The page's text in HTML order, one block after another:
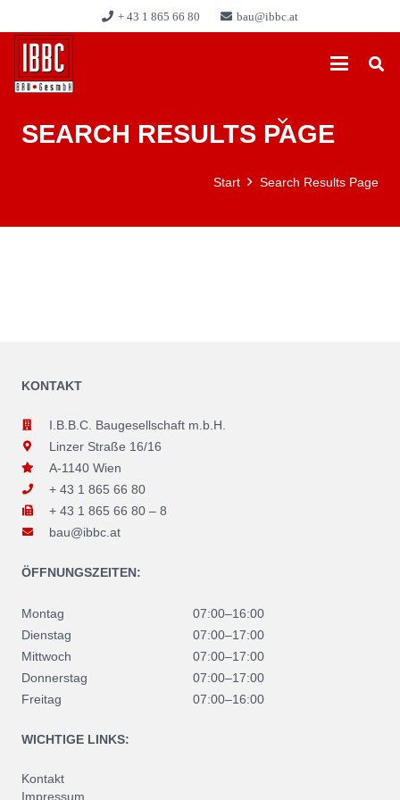
+ 43 1 865 66 80 bau@ibbc.at
SEARCH RESULTS PAGE
Start Search Results Page
KONTAKT
I.B.B.C. Baugesellschaft m.b.H.
Linzer Straße 16/16
A-1140 Wien
+ 43 1 865 66 80
+ 43 1 865 66 80 – 8
bau@ibbc.at
ÖFFNUNGSZEITEN:
Montag
07:00–16:00
Dienstag
07:00–17:00
Mittwoch
07:00–17:00
Donnerstag
07:00–17:00
Freitag
07:00–16:00
WICHTIGE LINKS:
Kontakt
Impressum